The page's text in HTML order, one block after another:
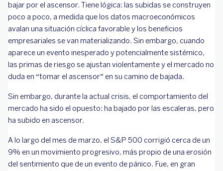
bajar por el ascensor. Tiene lógica: las subidas se construyen
poco a poco, a medida que los datos macroeconómicos
avalan una situación cíclica favorable y los beneficios
empresariales se van materializando. Sin embargo, cuando
aparece un evento inesperado y potencialmente sistémico,
las primas de riesgo se ajustan violentamente y el mercado no
duda en “tomar el ascensor” en su camino de bajada.
Sin embargo, durante la actual crisis, el comportamiento del
mercado ha sido el opuesto: ha bajado por las escaleras, pero
ha subido en ascensor.
A lo largo del mes de marzo, el S&P 500 corrigió cerca de un
9% en un movimiento progresivo, más propio de una erosión
del sentimiento que de un evento de pánico. Fue, en gran